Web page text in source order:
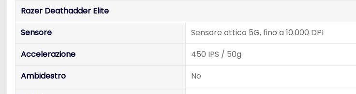
Razer Deathadder Elite
Sensore
Sensore ottico 5G, fino a 10.000 DPI
Accelerazione
450 IPS / 50g
Ambidestro
No